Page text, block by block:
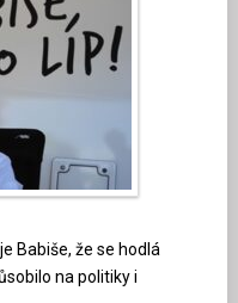
Babiše, že se hodlá
na politiky i